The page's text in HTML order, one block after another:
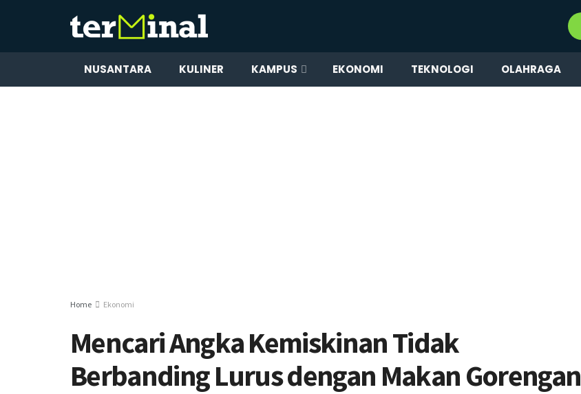
NUSANTARA KULINER KAMPUS EKONOMI TEKNOLOGI OLAHRAGA
Home Ekonomi
Mencari Angka Kemiskinan Tidak
Berbanding Lurus dengan Makan Gorengan